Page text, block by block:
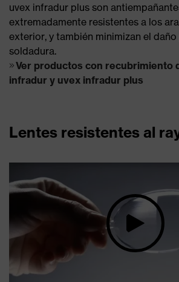
uvex infradur plus son
extremadamente resistentes a los
exterior, y también minimizan el
soldadura.
Ver productos con recubrimiento
infradur y uvex infradur plus
Lentes resistentes al